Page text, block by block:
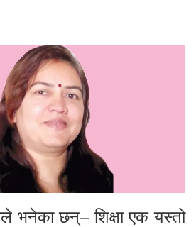
भनेका छन्– शिक्षा एक यस्तो